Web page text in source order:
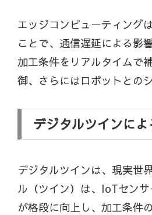
エッジコンピューティング
ことで、通信遅延による影
加工条件をリアルタイムで
御、さらにはロボットとの
デジタルツインに
デジタルツインは、現実世
ル（ツイン）は、IoTセン
が格段に向上し、加工条件